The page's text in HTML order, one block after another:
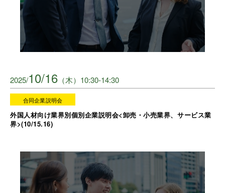
2025/10/16 （木）10:30-14:30
合同企業説明会
外国人材向け業界別個別企業説明会<卸売・小売業界、サービス業
界>(10/15.16)